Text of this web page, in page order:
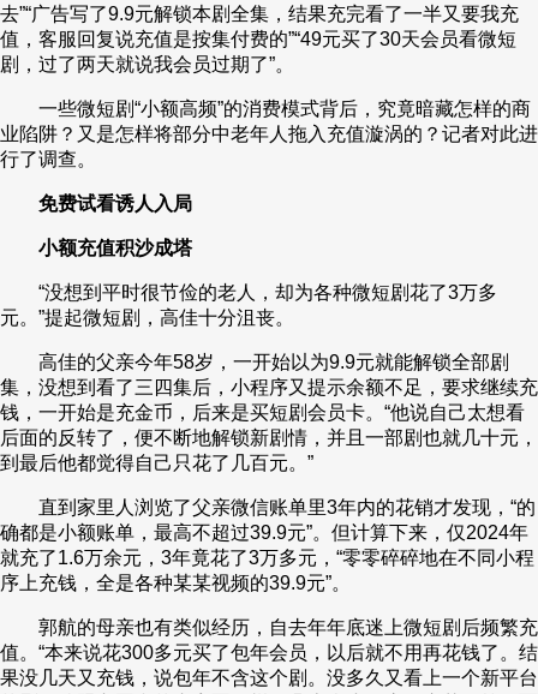
去”“广告写了9.9元解锁本剧全集，结果充完看了一半又要我充
值，客服回复说充值是按集付费的”“49元买了30天会员看微短
剧，过了两天就说我会员过期了”。
一些微短剧“小额高频”的消费模式背后，究竟暗藏怎样的商
业陷阱？又是怎样将部分中老年人拖入充值漩涡的？记者对此进
行了调查。
免费试看诱人入局
小额充值积沙成塔
“没想到平时很节俭的老人，却为各种微短剧花了3万多
元。”提起微短剧，高佳十分沮丧。
高佳的父亲今年58岁，一开始以为9.9元就能解锁全部剧
集，没想到看了三四集后，小程序又提示余额不足，要求继续充
钱，一开始是充金币，后来是买短剧会员卡。“他说自己太想看
后面的反转了，便不断地解锁新剧情，并且一部剧也就几十元，
到最后他都觉得自己只花了几百元。”
直到家里人浏览了父亲微信账单里3年内的花销才发现，“的
确都是小额账单，最高不超过39.9元”。但计算下来，仅2024年
就充了1.6万余元，3年竟花了3万多元，“零零碎碎地在不同小程
序上充钱，全是各种某某视频的39.9元”。
郭航的母亲也有类似经历，自去年年底迷上微短剧后频繁充
值。“本来说花300多元买了包年会员，以后就不用再花钱了。结
果没几天又充钱，说包年不含这个剧。没多久又看上一个新平台